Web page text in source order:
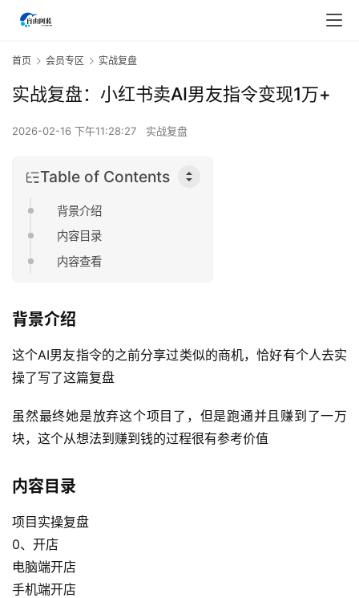
首页 会员专区 实战复盘
实战复盘：小红书卖AI男友指令变现1万+
2026-02-16 下午11:28:27 实战复盘
Table of Contents
背景介绍
内容目录
内容查看
背景介绍
这个AI男友指令的之前分享过类似的商机，恰好有个人去实
操了写了这篇复盘
虽然最终她是放弃这个项目了，但是跑通并且赚到了一万
块，这个从想法到赚到钱的过程很有参考价值
内容目录
项目实操复盘
0、开店
电脑端开店
手机端开店